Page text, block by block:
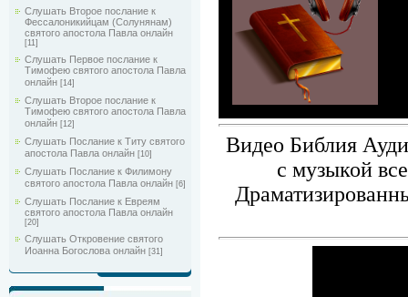
Слушать Второе послание к
Фессалоникийцам (Солунянам)
святого апостола Павла онлайн
[11]
Слушать Первое послание к
Тимофею святого апостола Павла
онлайн [14]
Слушать Второе послание к
Тимофею святого апостола Павла
онлайн [12]
Слушать Послание к Титу святого
апостола Павла онлайн [10]
Слушать Послание к Филимону
святого апостола Павла онлайн [6]
Слушать Послание к Евреям
святого апостола Павла онлайн
[20]
Слушать Откровение святого
Иоанна Богослова онлайн [31]
Видео Библия
с музыкой